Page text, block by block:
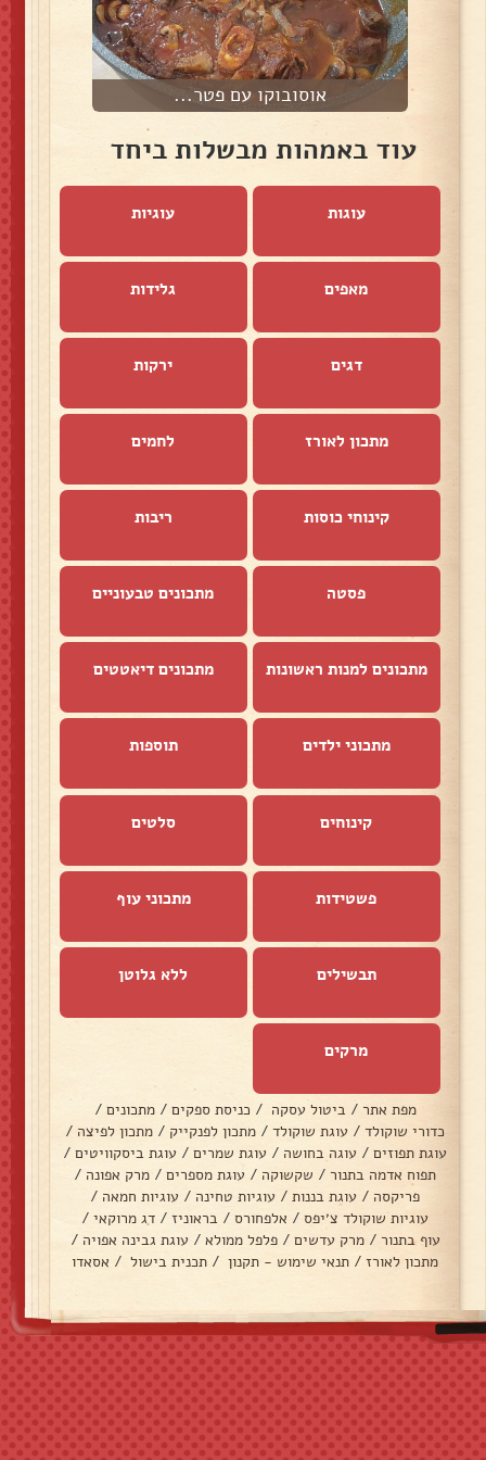
אוסובוקו עם פטר...
עוד באמהות מבשלות ביחד
עוגות עוגיות
מאפים גלידות
דגים ירקות
מתכון לאורז לחמים
קינוחי כוסות ריבות
פסטה מתכונים טבעוניים
מתכונים למנות ראשונות מתכונים דיאטטים
מתכוני ילדים תוספות
קינוחים סלטים
פשטידות מתכוני עוף
תבשילים ללא גלוטן
מרקים
מפת אתר / ביטול עסקה / כניסת ספקים / מתכונים /
כדורי שוקולד / עוגת שוקולד / מתכון לפנקייק / מתכון לפיצה /
עוגת תפוזים / עוגה בחושה / עוגת שמרים / עוגת ביסקוויטים /
תפוח אדמה בתנור / שקשוקה / עוגת מספרים / מרק אפונה /
פריקסה / עוגת בננות / עוגיות טחינה / עוגיות חמאה /
עוגיות שוקולד צ׳יפס / אלפחורס / בראוניז / דג מרוקאי /
עוף בתנור / מרק עדשים / פלפל ממולא / עוגת גבינה אפויה /
מתכון לאורז / תנאי שימוש - תקנון / תכנית בישול / אסאדו